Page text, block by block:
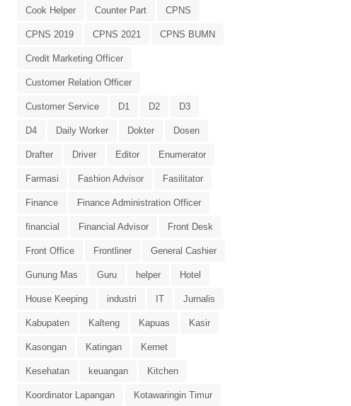
Cook Helper Counter Part CPNS
CPNS 2019 CPNS 2021 CPNS BUMN
Credit Marketing Officer
Customer Relation Officer
Customer Service D1 D2 D3
D4 Daily Worker Dokter Dosen
Drafter Driver Editor Enumerator
Farmasi Fashion Advisor Fasilitator
Finance Finance Administration Officer
financial Financial Advisor Front Desk
Front Office Frontliner General Cashier
Gunung Mas Guru helper Hotel
House Keeping industri IT Jurnalis
Kabupaten Kalteng Kapuas Kasir
Kasongan Katingan Kernet
Kesehatan keuangan Kitchen
Koordinator Lapangan Kotawaringin Timur